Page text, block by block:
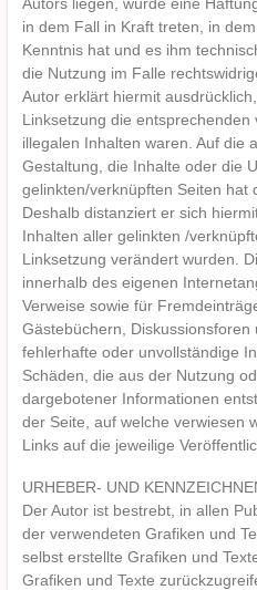
in dem Fall in Kraft treten, in
Kenntnis hat und es ihm
die Nutzung im Falle
Autor erklärt hiermit
Linksetzung die entsprechenden
illegalen Inhalten waren. Auf die
Gestaltung, die Inhalte oder die
gelinkten/verknüpften Seiten hat
Deshalb distanziert er sich
Inhalten aller gelinkten /
Linksetzung verändert wurden.
innerhalb des eigenen
Verweise sowie für
Gästebüchern, Diskussionsforen
fehlerhafte oder unvollständige
Schäden, die aus der Nutzung
dargebotener Informationen
der Seite, auf welche verwiesen
Links auf die jeweilige
URHEBER- UND
Der Autor ist bestrebt, in allen
der verwendeten Grafiken und
selbst erstellte Grafiken und
Grafiken und Texte